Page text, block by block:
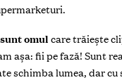
omul care trăieşte
aşa: fii pe fază! Sunt
schimba lumea, dar